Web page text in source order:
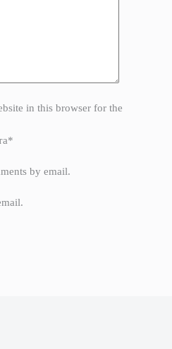
in this browser for the
*
by email.